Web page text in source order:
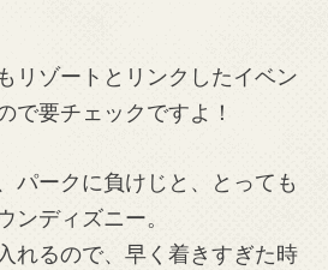
リゾートとリンクしたイベン
で要チェックですよ！
パークに負けじと、とっても
ンディズニー。
れるので、早く着きすぎた時